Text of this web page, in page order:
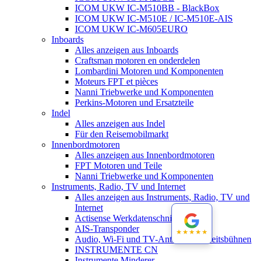
ICOM UKW IC-M510BB - BlackBox
ICOM UKW IC-M510E / IC-M510E-AIS
ICOM UKW IC-M605EURO
Inboards
Alles anzeigen aus Inboards
Craftsman motoren en onderdelen
Lombardini Motoren und Komponenten
Moteurs FPT et pièces
Nanni Triebwerke und Komponenten
Perkins-Motoren und Ersatzteile
Indel
Alles anzeigen aus Indel
Für den Reisemobilmarkt
Innenbordmotoren
Alles anzeigen aus Innenbordmotoren
FPT Motoren und Teile
Nanni Triebwerke und Komponenten
Instruments, Radio, TV und Internet
Alles anzeigen aus Instruments, Radio, TV und
Internet
Actisense Werkdatenschnitt
AIS-Transponder
Audio, Wi-Fi und TV-Antennen-Arbeitsbühnen
INSTRUMENTE CN
★★★★★
★★★★★